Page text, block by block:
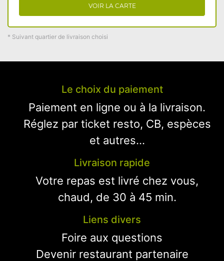
VOIR LA CARTE
* Suivant quartier de livraison choisi
Le choix du paiement
Paiement en ligne ou à la livraison.
Réglez par ticket resto, CB, espèces
et autres...
Livraison rapide
Votre repas est livré chez vous,
chaud, de 30 à 45 min.
Liens divers
Foire aux questions
Devenir restaurant partenaire